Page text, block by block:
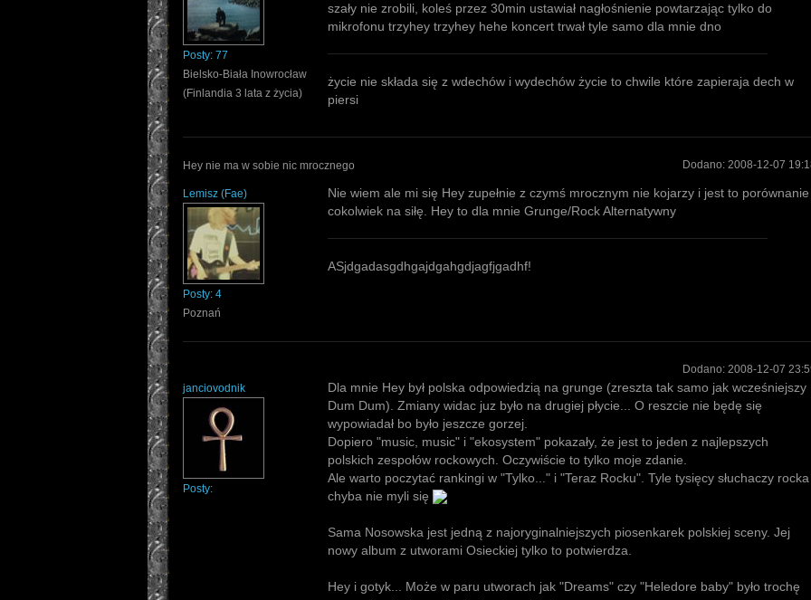
Posty: 77
Bielsko-Biała Inowrocław
(Finlandia 3 lata z życia)
szały nie zrobili, koleś przez 30min ustawiał nagłośnienie powtarzając tylko do
mikrofonu trzyhey trzyhey hehe koncert trwał tyle samo dla mnie dno
życie nie składa się z wdechów i wydechów życie to chwile które zapieraja dech w
piersi
Hey nie ma w sobie nic mrocznego Dodano: 2008-12-07
Lemisz (Fae)
Posty: 4
Poznań
Nie wiem ale mi się Hey zupełnie z czymś mrocznym nie kojarzy i jest to porównanie
cokolwiek na siłę. Hey to dla mnie Grunge/Rock Alternatywny
ASjdgadasgdhgajdgahgdjagfjgadhf!
Dodano: 2008-12-07
janciovodnik
Posty:
Dla mnie Hey był polska odpowiedzią na grunge (zreszta tak samo jak wcześniejszy
Dum Dum). Zmiany widac juz było na drugiej płycie... O reszcie nie będę się
wypowiadał bo było jeszcze gorzej.
Dopiero "music, music" i "ekosystem" pokazały, że jest to jeden z najlepszych
polskich zespołów rockowych. Oczywiście to tylko moje zdanie.
Ale warto poczytać rankingi w "Tylko..." i "Teraz Rocku". Tyle tysięcy słuchaczy rocka
chyba nie myli się
Sama Nosowska jest jedną z najoryginalniejszych piosenkarek polskiej sceny. Jej
nowy album z utworami Osieckiej tylko to potwierdza.
Hey i gotyk... Może w paru utworach jak "Dreams" czy "Heledore baby" było trochę